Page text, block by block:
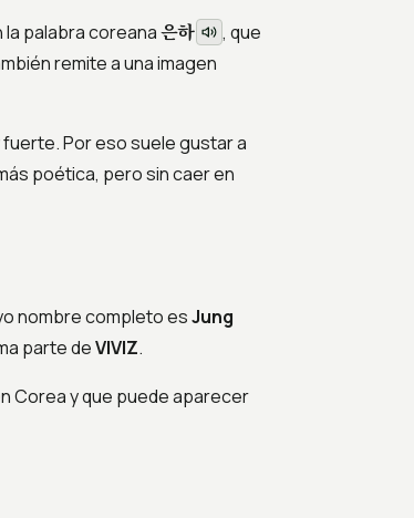
palabra coreana은하
, que
remite a una imagen
Por eso suele gustar a
poética, pero sin caer en
nombre completo esJung
parte deVIVIZ.
Corea y que puede aparecer